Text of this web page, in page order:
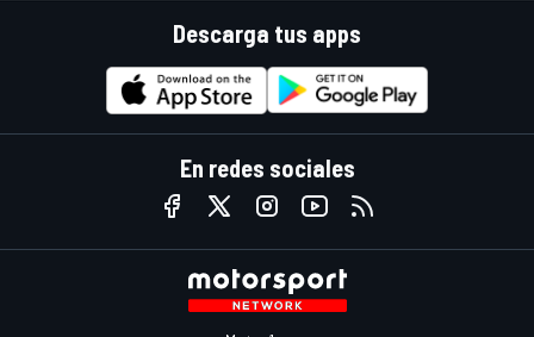
Descarga tus apps
En redes sociales